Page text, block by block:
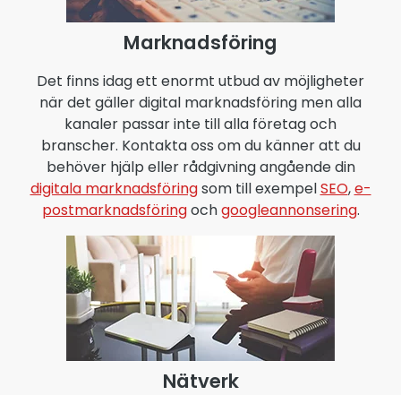
Marknadsföring
Det finns idag ett enormt utbud av möjligheter
när det gäller digital marknadsföring men alla
kanaler passar inte till alla företag och
branscher. Kontakta oss om du känner att du
behöver hjälp eller rådgivning angående din
digitala marknadsföringsom till exempelSEO,e-
postmarknadsföringochgoogleannonsering.
Nätverk